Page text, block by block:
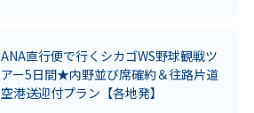
ANA直行便で行くシカゴWS野球観戦ツ
アー5日間★内野並び席確約＆往路片道
空港送迎付プラン【各地発】